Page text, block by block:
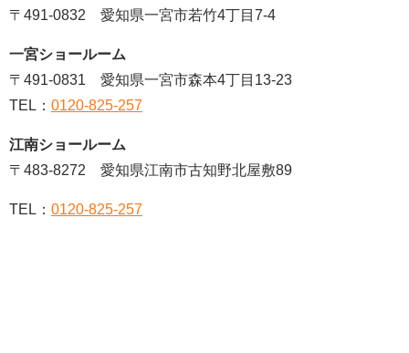
〒491-0832 愛知県一宮市若竹4丁目7-4
一宮ショールーム
〒491-0831 愛知県一宮市森本4丁目13-23
TEL： 0120-825-257
江南ショールーム
〒483-8272 愛知県江南市古知野北屋敷89
TEL： 0120-825-257